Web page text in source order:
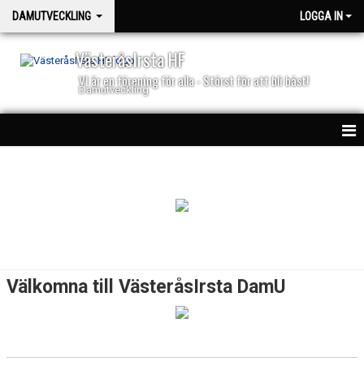
DAMUTVECKLING LOGGA IN
VästeråsIrsta HF
VI är en förening för alla - Störst för att bli bäst!
Damutveckling
Välkomna till VästeråsIrsta DamU